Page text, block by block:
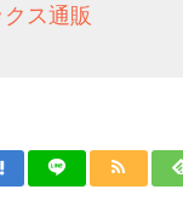
ス通販